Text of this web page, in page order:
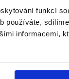
funkcí
používáte,
informacemi,
jak v e-shopu,
SPZ vozidla,
se tak
zdrojů
v síti